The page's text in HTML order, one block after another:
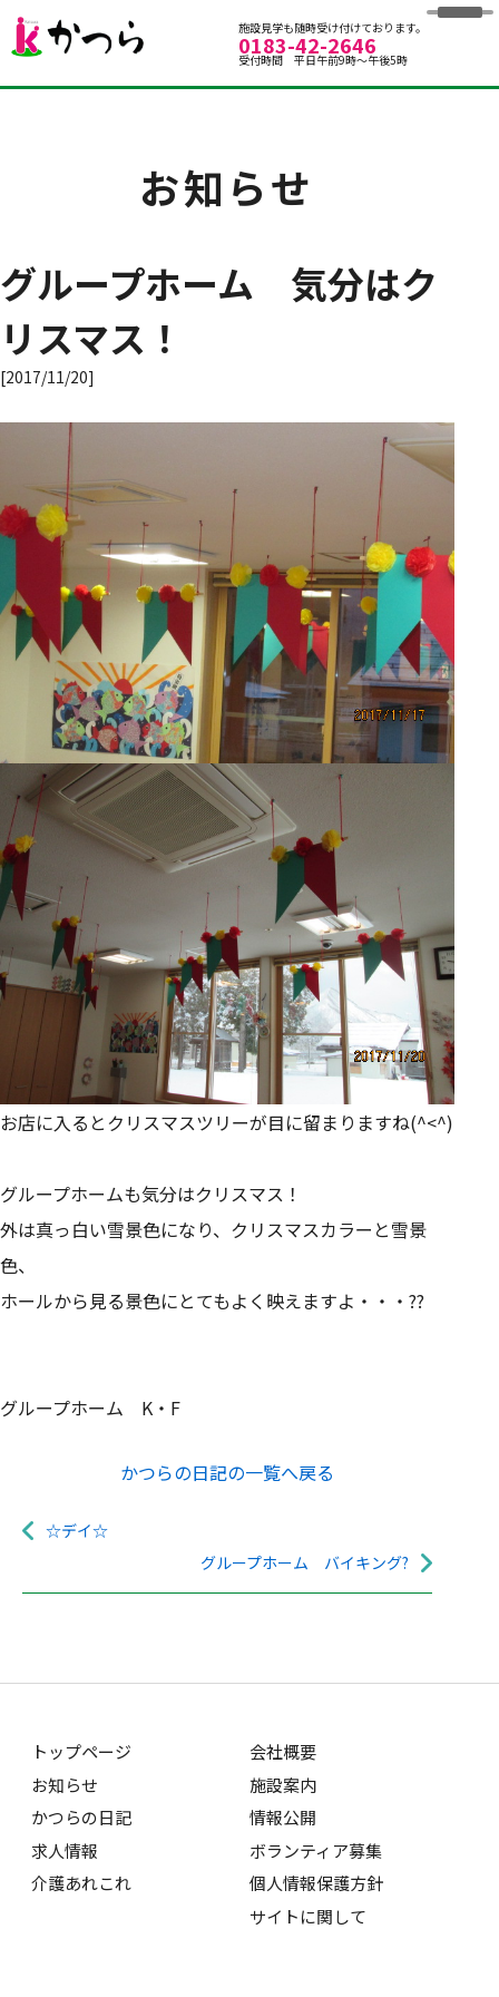
グループホームかつら
施設見学も随時受け付けております。
0183-42-2646
受付時間 平日午前9時～午後5時
お知らせ
グループホーム 気分はク
リスマス！
[2017/11/20]
お店に入るとクリスマスツリーが目に留まりますね(^<^)
グループホームも気分はクリスマス！
外は真っ白い雪景色になり、クリスマスカラーと雪景
色、
ホールから見る景色にとてもよく映えますよ・・・??
グループホーム K・F
かつらの日記の一覧へ戻る
☆デイ☆
グループホーム バイキング?
トップページ
お知らせ
かつらの日記
会社概要
施設案内
情報公開
求人情報
介護あれこれ
ボランティア募集
個人情報保護方針
サイトに関して